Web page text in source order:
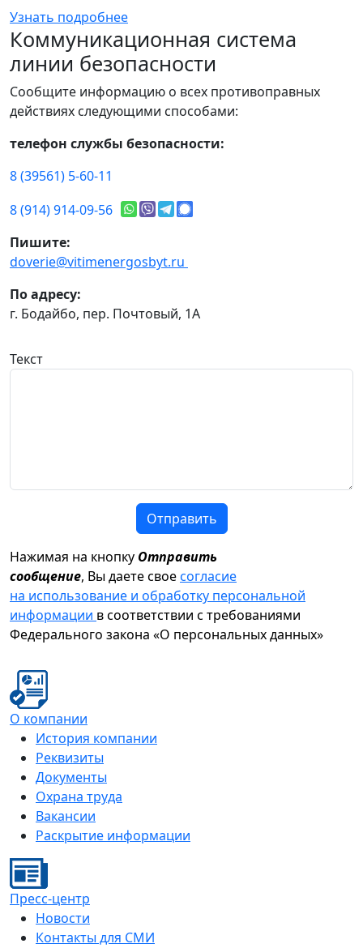
Узнать подробнее
Коммуникационная система
линии безопасности
Сообщите информацию о всех противоправных
действиях следующими способами:
телефон службы безопасности:
8 (39561) 5-60-11
8 (914) 914-09-56
Пишите:
doverie@vitimenergosbyt.ru
По адресу:
г. Бодайбо, пер. Почтовый, 1А
Текст
Отправить
Нажимая на кнопку Отправить
сообщение, Вы даете своесогласие
на использование и обработку персональной
информации в соответствии с требованиями
Федерального закона «О персональных данных»
О компании
История компании
Реквизиты
Документы
Охрана труда
Вакансии
Раскрытие информации
Пресс-центр
Новости
Контакты для СМИ